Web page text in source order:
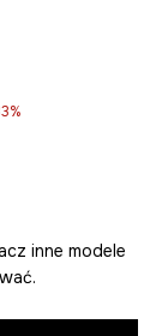
inne modele